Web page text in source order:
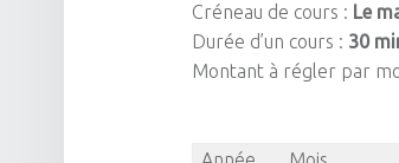
Créneau de cours : Le
Durée d’un cours : 30
Montant à régler par